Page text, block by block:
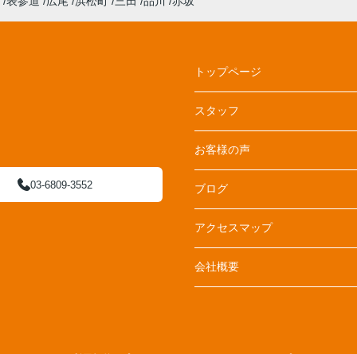
03-6809-3552
トップページ
スタッフ
お客様の声
ブログ
アクセスマップ
会社概要